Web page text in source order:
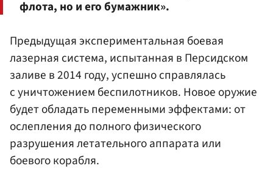
флота, но и его бумажник».
Предыдущая экспериментальная боевая
лазерная система, испытанная в Персидском
заливе в 2014 году, успешно справлялась
с уничтожением беспилотников. Новое оружие
будет обладать переменными эффектами: от
ослепления до полного физического
разрушения летательного аппарата или
боевого корабля.